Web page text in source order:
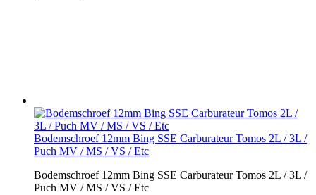
Bodemschroef 12mm Bing SSE Carburateur Tomos 2L / 3L /
Puch MV / MS / VS / Etc
Bodemschroef 12mm Bing SSE Carburateur Tomos 2L / 3L /
Puch MV / MS / VS / Etc